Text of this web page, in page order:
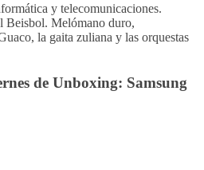
y telecomunicaciones.
Beisbol. Melómano duro,
la gaita zuliana y las orquestas
de Unboxing: Samsung